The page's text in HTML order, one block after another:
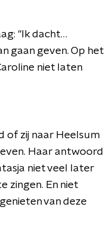
"Ik dacht…
gaan geven. Op het
niet laten
of zij naar Heelsum
Haar antwoord
niet veel later
zingen. En niet
van deze